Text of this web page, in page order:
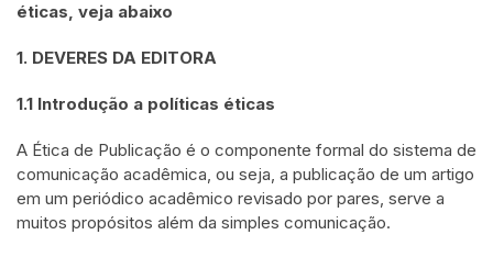
éticas, veja abaixo
1. DEVERES DA EDITORA
1.1 Introdução a políticas éticas
A Ética de Publicação é o componente formal do sistema de
comunicação acadêmica, ou seja, a publicação de um artigo
em um periódico acadêmico revisado por pares, serve a
muitos propósitos além da simples comunicação.